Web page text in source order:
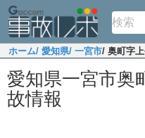
ホーム/ 愛知県/ 一宮市/ 奥町字
愛知県一宮市奥
故情報